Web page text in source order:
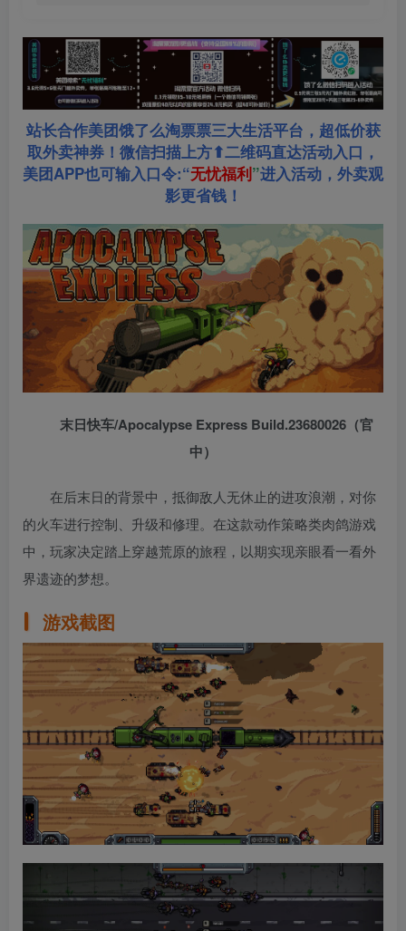
站长合作美团饿了么淘票票三大生活平台，超低价获
取外卖神券！微信扫描上方⬆二维码直达活动入口，
美团APP也可输入口令:“无忧福利”进入活动，外卖观
影更省钱！
末日快车/Apocalypse Express Build.23680026（官
中）
在后末日的背景中，抵御敌人无休止的进攻浪潮，对你
的火车进行控制、升级和修理。在这款动作策略类肉鸽游戏
中，玩家决定踏上穿越荒原的旅程，以期实现亲眼看一看外
界遗迹的梦想。
游戏截图